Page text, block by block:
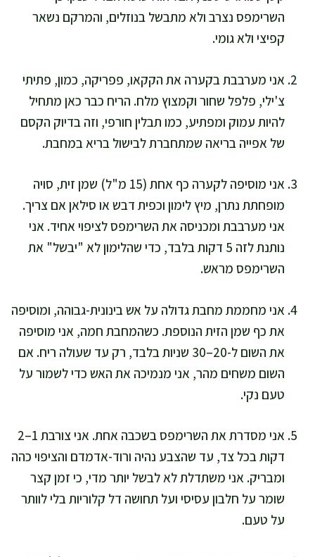
השרימפס נצרב ולא מתבשל בנוזלים, והמרקם נשאר
קפיצי ולא גומי.
אני מערבבת בקערה את הקקאו, פפריקה, כמון, פתיתי
צ'ילי, פלפל שחור וקמצוץ מלח. הריח כבר כאן מתחיל
להיות עמוק ומפתיע, כמו תבלין חורפי, וזה בדיוק הקסם
של אפייה בריאה שמתחברת לבישול בריא במחבת.
אני מוסיפה לקערה כף אחת (15 מ"ל) שמן זית, סויה
מופחתת נתרן, מיץ לימון וכפית דבש או סילאן אם צריך.
אני מערבבת ומכניסה את השרימפס לציפוי אחיד. אני
נותנת לזה 5 דקות בלבד, כדי שהלימון לא "יבשל" את
השרימפס מראש.
אני מחממת מחבת גדולה על אש בינונית-גבוהה, ומוסיפה
את כף שמן הזית הנוספת. כשהמחבת חמה, אני מוסיפה
את השום ל-20–30 שניות בלבד, רק עד שעולה ריח. אם
השום משחים מהר, אני מנמיכה את האש כדי לשמור על
טעם נקי.
אני מסדרת את השרימפס בשכבה אחת. אני צורבת 1–2
דקות בכל צד, עד שהצבע נהיה ורוד-אדמדם והציפוי כהה
ומבריק. אני משתדלת לא לבשל יותר מדי, כי זמן קצר
שומר על חלבון עסיסי ועל תחושה דל קלוריות בלי לוותר
על טעם.